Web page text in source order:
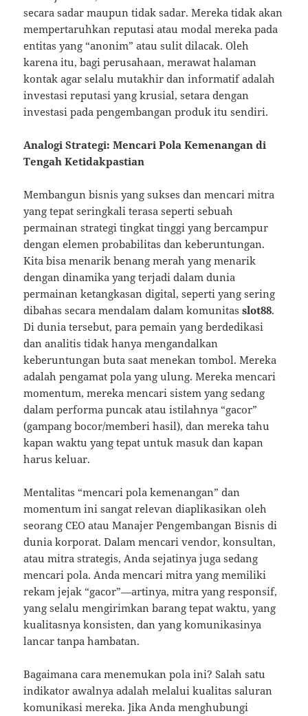
secara sadar maupun tidak sadar. Mereka tidak akan
mempertaruhkan reputasi atau modal mereka pada
entitas yang “anonim” atau sulit dilacak. Oleh
karena itu, bagi perusahaan, merawat halaman
kontak agar selalu mutakhir dan informatif adalah
investasi reputasi yang krusial, setara dengan
investasi pada pengembangan produk itu sendiri.
Analogi Strategi: Mencari Pola Kemenangan di
Tengah Ketidakpastian
Membangun bisnis yang sukses dan mencari mitra
yang tepat seringkali terasa seperti sebuah
permainan strategi tingkat tinggi yang bercampur
dengan elemen probabilitas dan keberuntungan.
Kita bisa menarik benang merah yang menarik
dengan dinamika yang terjadi dalam dunia
permainan ketangkasan digital, seperti yang sering
dibahas secara mendalam dalam komunitasslot88.
Di dunia tersebut, para pemain yang berdedikasi
dan analitis tidak hanya mengandalkan
keberuntungan buta saat menekan tombol. Mereka
adalah pengamat pola yang ulung. Mereka mencari
momentum, mereka mencari sistem yang sedang
dalam performa puncak atau istilahnya “gacor”
(gampang bocor/memberi hasil), dan mereka tahu
kapan waktu yang tepat untuk masuk dan kapan
harus keluar.
Mentalitas “mencari pola kemenangan” dan
momentum ini sangat relevan diaplikasikan oleh
seorang CEO atau Manajer Pengembangan Bisnis di
dunia korporat. Dalam mencari vendor, konsultan,
atau mitra strategis, Anda sejatinya juga sedang
mencari pola. Anda mencari mitra yang memiliki
rekam jejak “gacor”—artinya, mitra yang responsif,
yang selalu mengirimkan barang tepat waktu, yang
kualitasnya konsisten, dan yang komunikasinya
lancar tanpa hambatan.
Bagaimana cara menemukan pola ini? Salah satu
indikator awalnya adalah melalui kualitas saluran
komunikasi mereka. Jika Anda menghubungi